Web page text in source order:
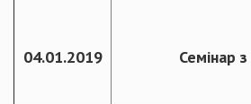
04.01.2019 Семінар